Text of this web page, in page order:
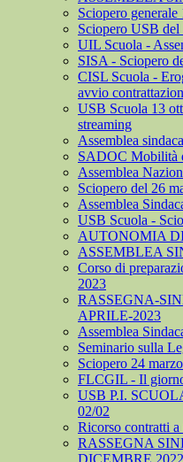
Sciopero
Sciopero USB del
UIL Scuola -
SISA - Sciopero
CISL Scuola -
avvio
USB Scuola 13
streaming
Assemblea
SADOC Mobilità
Assemblea
Sciopero del 26
Assemblea
USB Scuola -
AUTONOMIA
ASSEMBLEA
Corso di
2023
RASSEGNA-
APRILE-2023
Assemblea
Seminario sulla
Sciopero 24 marzo
FLCGIL - Il
USB P.I.
02/02
Ricorso contratti a
RASSEGNA